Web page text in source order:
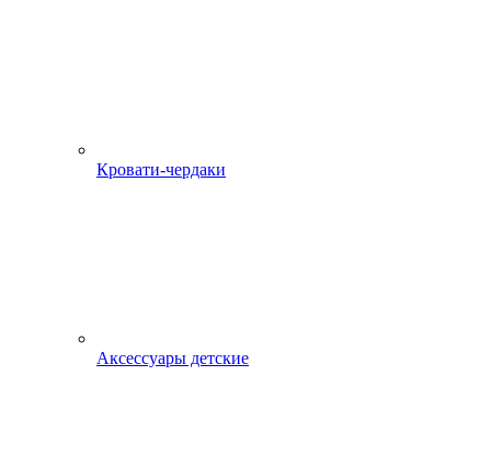
Кровати-чердаки
Аксессуары детские